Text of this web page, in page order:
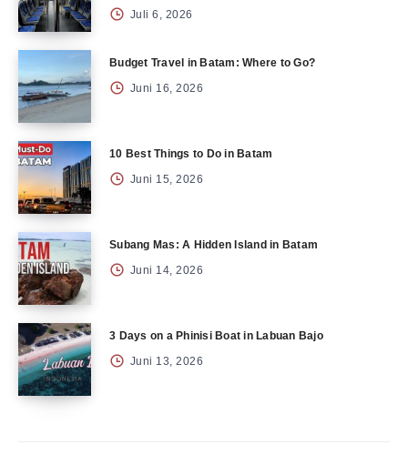
Juli 6, 2026
Budget Travel in Batam: Where to Go?
Juni 16, 2026
10 Best Things to Do in Batam
Juni 15, 2026
Subang Mas: A Hidden Island in Batam
Juni 14, 2026
3 Days on a Phinisi Boat in Labuan Bajo
Juni 13, 2026